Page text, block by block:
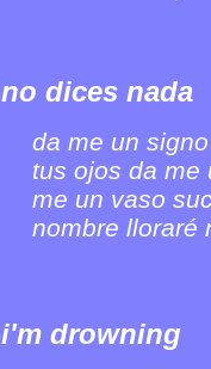
no dices nada
da me un
tus ojos da me
me un vaso
nombre lloraré
i'm drowning